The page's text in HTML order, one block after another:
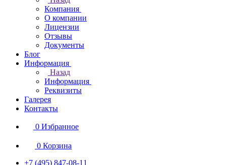
Компания
О компании
Лицензии
Отзывы
Документы
Блог
Информация
Назад
Информация
Реквизиты
Галерея
Контакты
0 Избранное
0 Корзина
+7 (495) 847-08-11